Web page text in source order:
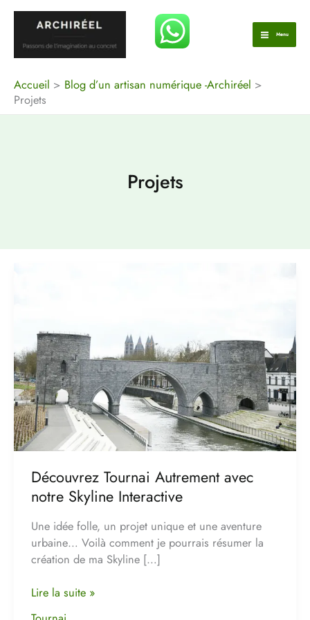
Aller
contenu
Menu
Accueil
Blog d’un artisan numérique -Archiréel
Projets
Projets
Découvrez Tournai Autrement avec
notre Skyline Interactive
Une idée folle, un projet unique et une aventure
urbaine… Voilà comment je pourrais résumer la
création de ma Skyline […]
notre
Skyline
Interactive
Lire la suite »